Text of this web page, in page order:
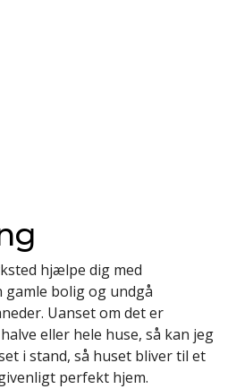
hjælpe dig med
bolig og undgå
Uanset om det er
eller hele huse, så kan jeg
i stand, så huset bliver til et
perfekt hjem.